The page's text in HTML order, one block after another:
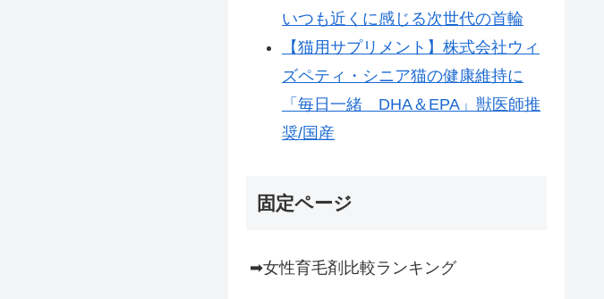
いつも近くに感じる次世代の首輪
【猫用サプリメント】株式会社ウィ
ズペティ・シニア猫の健康維持に
「毎日一緒 DHA＆EPA」獣医師推
奨/国産
固定ページ
➡女性育毛剤比較ランキング